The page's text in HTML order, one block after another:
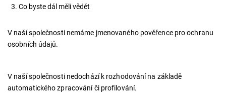
Co byste dál měli vědět
V naší společnosti nemáme jmenovaného pověřence pro ochranu
osobních údajů.
V naší společnosti nedochází k rozhodování na základě
automatického zpracování či profilování.